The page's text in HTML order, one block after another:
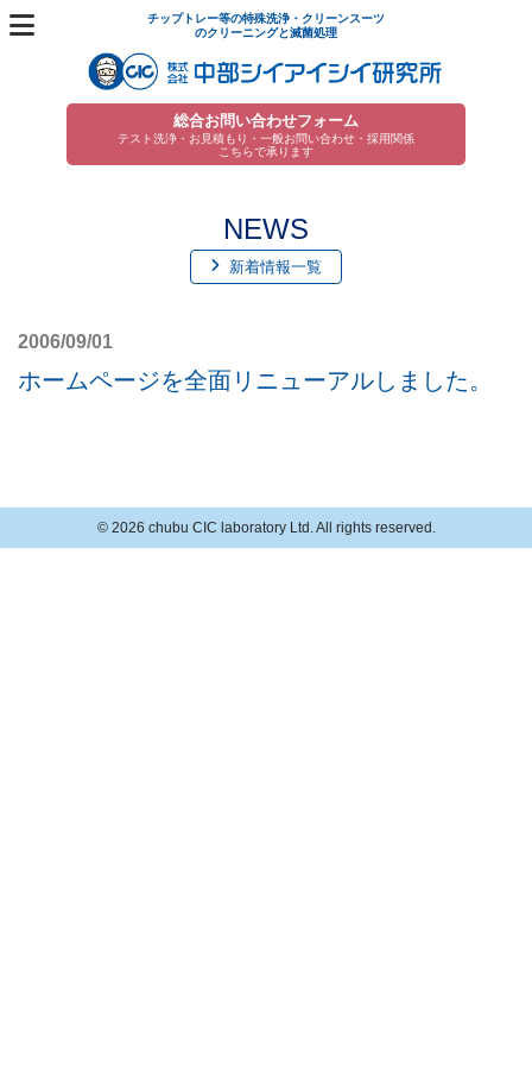
チップトレー等の特殊洗浄・クリーンスーツ
のクリーニングと滅菌処理
総合お問い合わせフォーム
テスト洗浄・お見積もり ・ 一般お問い合わせ・採用関係
こちらで承ります
NEWS
新着情報一覧
2006/09/01
ホームページを全面リニューアルしました。
© 2026 chubu CIC laboratory Ltd. All rights reserved.